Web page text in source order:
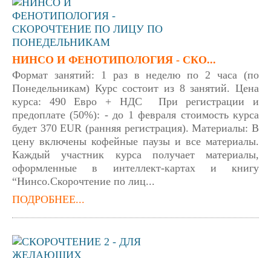
НИНСО И ФЕНОТИПОЛОГИЯ - СКО...
Формат занятий: 1 раз в неделю по 2 часа (по
Понедельникам) Курс состоит из 8 занятий. Цена
курса: 490 Евро + НДС При регистрации и
предоплате (50%): - до 1 февраля стоимость курса
будет 370 EUR (ранняя регистрация). Материалы: В
цену включены кофейные паузы и все материалы.
Каждый участник курса получает материалы,
оформленные в интеллект-картах и книгу
“Нинсо.Скорочтение по лиц...
ПОДРОБНЕЕ...